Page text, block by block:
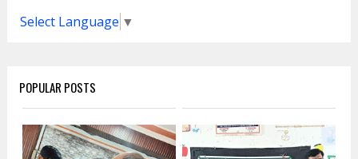
Select Language ▼
POPULAR POSTS